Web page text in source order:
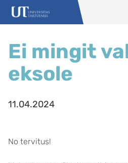
Liigu edasi põhisisu juurde
Ei mingit
eksole
11.04.2024
No tervitus!